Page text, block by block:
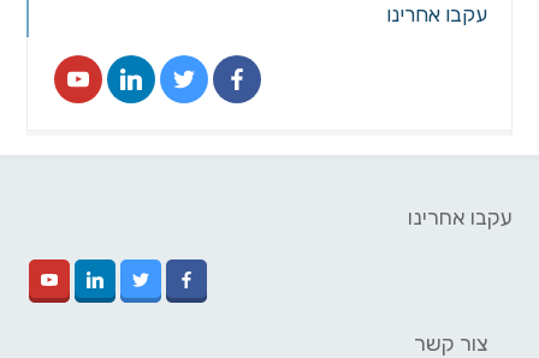
עקבו אחרינו
עקבו אחרינו
צור קשר